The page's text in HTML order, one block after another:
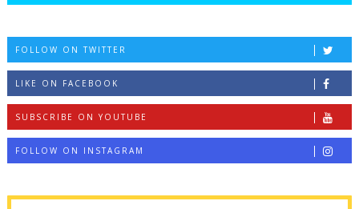
FOLLOW ON TWITTER
LIKE ON FACEBOOK
SUBSCRIBE ON YOUTUBE
FOLLOW ON INSTAGRAM